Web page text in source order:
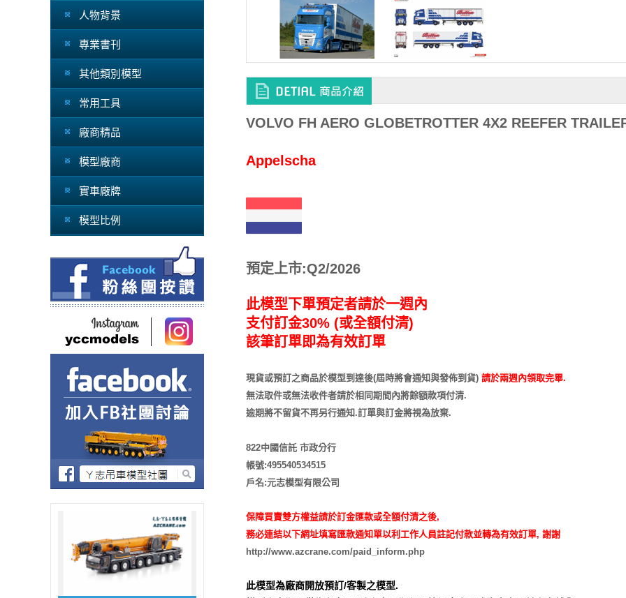
人物背景
專業書刊
其他類別模型
常用工具
廠商精品
模型廠商
實車廠牌
模型比例
VOLVO FH AERO GLOBETROTTER 4X2 REEFER
Appelscha
預定上市:Q2/2026
此模型下單預定者請於一週內
支付訂金30% (或全額付清)
該筆訂單即為有效訂單
現貨或預訂之商品於模型到達後(屆時將會通知與發佈到貨) 請於兩週內領取完畢.
無法取件或無法收件者請於相同期間內將餘額款項付清.
逾期將不留貨不再另行通知 .訂單與訂金將視為放棄.
822中國信託 市政分行
帳號:495540534515
戶名:元志模型有限公司
保障買賣雙方權益請於訂金匯款或全額付清之後,
務必連結以下網址填寫匯款通知單以利工作人員註記付款並轉為有效訂單, 謝謝
http://www.azcrane.com/paid_inform.php
此模型為廠商開放預訂/客製之模型.